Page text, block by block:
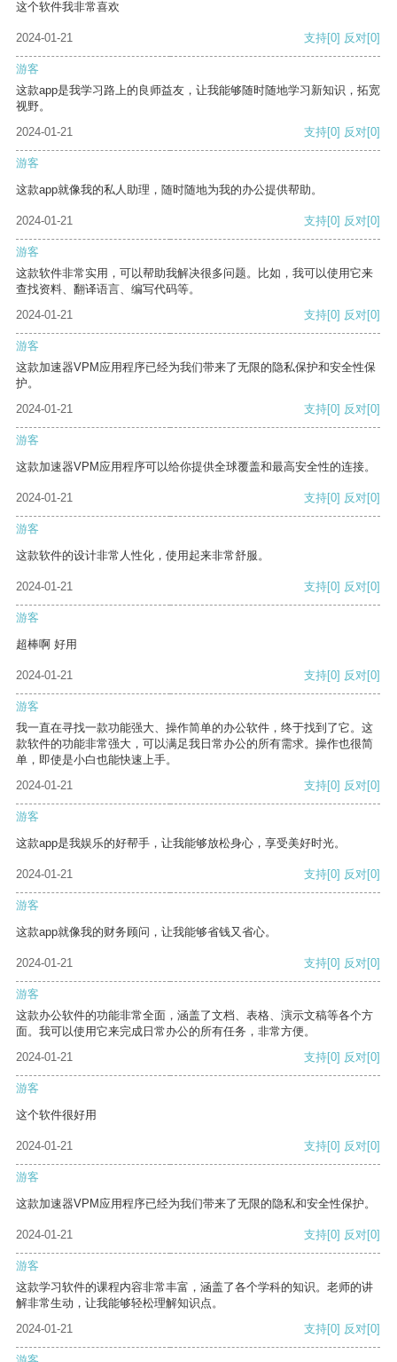
这个软件我非常喜欢
2024-01-21 支持[0] 反对[0]
游客
这款app是我学习路上的良师益友，让我能够随时随地学习新知识，拓宽
视野。
2024-01-21
支持[0] 反对[0]
游客
这款app就像我的私人助理，随时随地为我的办公提供帮助。
2024-01-21 支持[0] 反对[0]
游客
这款软件非常实用，可以帮助我解决很多问题。比如，我可以使用它来
查找资料、翻译语言、编写代码等。
2024-01-21
支持[0] 反对[0]
游客
这款加速器VPM应用程序已经为我们带来了无限的隐私保护和安全性保
护。
2024-01-21
支持[0] 反对[0]
游客
这款加速器VPM应用程序可以给你提供全球覆盖和最高安全性的连接。
2024-01-21 支持[0] 反对[0]
游客
这款软件的设计非常人性化，使用起来非常舒服。
2024-01-21 支持[0] 反对[0]
游客
超棒啊 好用
2024-01-21 支持[0] 反对[0]
游客
我一直在寻找一款功能强大、操作简单的办公软件，终于找到了它。这
款软件的功能非常强大，可以满足我日常办公的所有需求。操作也很简
单，即使是小白也能快速上手。
2024-01-21
支持[0] 反对[0]
游客
这款app是我娱乐的好帮手，让我能够放松身心，享受美好时光。
2024-01-21 支持[0] 反对[0]
游客
这款app就像我的财务顾问，让我能够省钱又省心。
2024-01-21 支持[0] 反对[0]
游客
这款办公软件的功能非常全面，涵盖了文档、表格、演示文稿等各个方
面。我可以使用它来完成日常办公的所有任务，非常方便。
2024-01-21
支持[0] 反对[0]
游客
这个软件很好用
2024-01-21 支持[0] 反对[0]
游客
这款加速器VPM应用程序已经为我们带来了无限的隐私和安全性保护。
2024-01-21 支持[0] 反对[0]
游客
这款学习软件的课程内容非常丰富，涵盖了各个学科的知识。老师的讲
解非常生动，让我能够轻松理解知识点。
2024-01-21
支持[0] 反对[0]